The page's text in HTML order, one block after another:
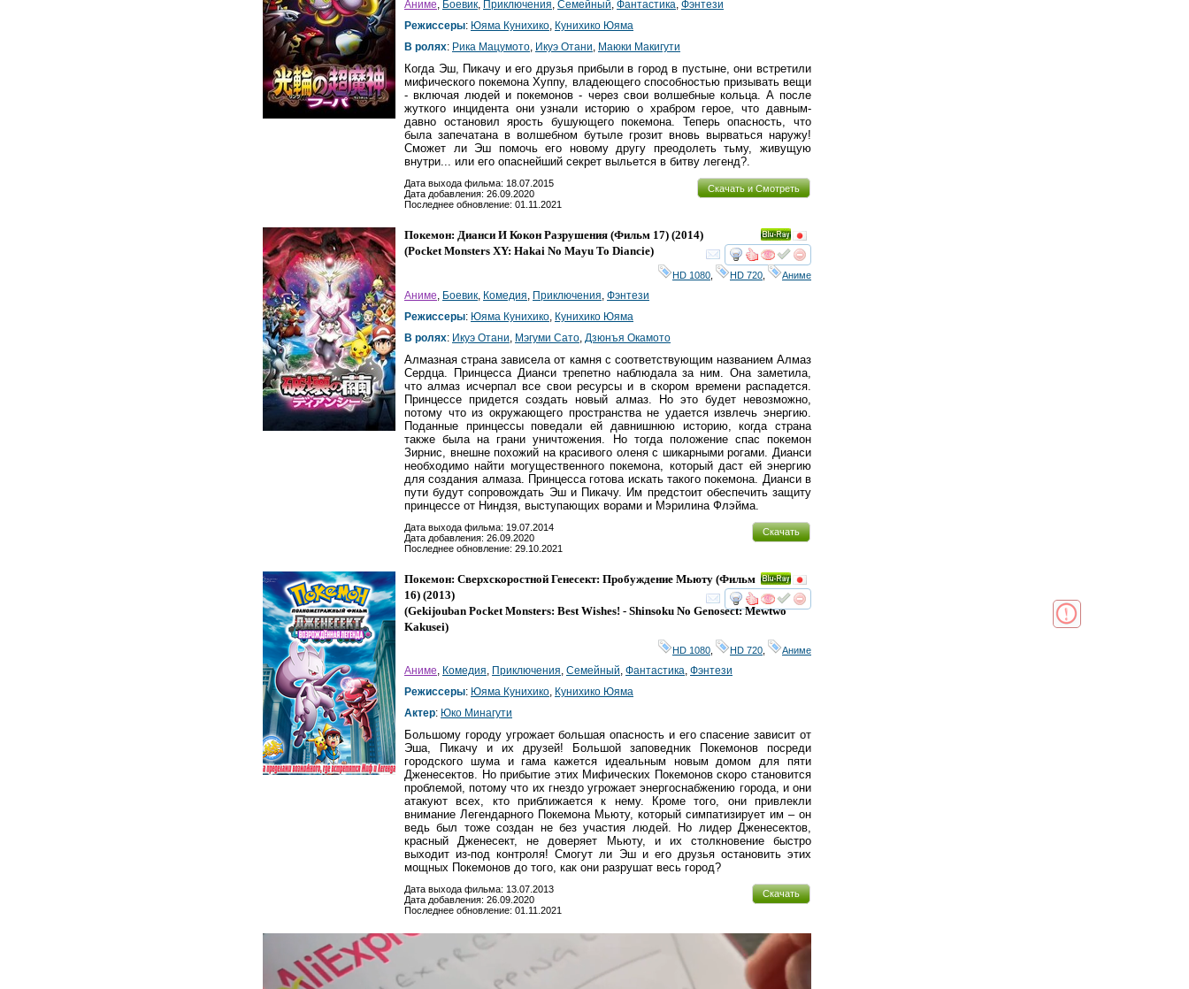
Аниме, Боевик, Приключения, Семейный, Фантастика, Фэнтези
Режиссеры: Юяма Кунихико, Кунихико Юяма
В ролях: Рика Мацумото, Икуэ Отани, Маюки Макигути
Когда Эш, Пикачу и его друзья прибыли в город в пустыне, они встретили
мифического покемона Хуппу, владеющего способностью призывать вещи
- включая людей и покемонов - через свои волшебные кольца. А после
жуткого инцидента они узнали историю о храбром герое, что давным-
давно остановил ярость бушующего покемона. Теперь опасность, что
была запечатана в волшебном бутыле грозит вновь вырваться наружу!
Сможет ли Эш помочь его новому другу преодолеть тьму, живущую
внутри... или его опаснейший секрет выльется в битву легенд?.
Скачать и Смотреть
Дата выхода фильма: 18.07.2015
Дата добавления: 26.09.2020
Последнее обновление: 01.11.2021
смотретьинтересует
Ray
Покемон: Дианси И Кокон Разрушения (Фильм 17) (2014)
(Pocket Monsters XY: Hakai No Mayu To Diancie)
HD 1080 HD 720 Аниме
Аниме, Боевик, Комедия, Приключения, Фэнтези
Режиссеры: Юяма Кунихико, Кунихико Юяма
В ролях: Икуэ Отани, Мэгуми Сато, Дзюнъя Окамото
Алмазная страна зависела от камня с соответствующим названием Алмаз
Сердца. Принцесса Дианси трепетно наблюдала за ним. Она заметила,
что алмаз исчерпал все свои ресурсы и в скором времени распадется.
Принцессе придется создать новый алмаз. Но это будет невозможно,
потому что из окружающего пространства не удается извлечь энергию.
Поданные принцессы поведали ей давнишнюю историю, когда страна
также была на грани уничтожения. Но тогда положение спас покемон
Зирнис, внешне похожий на красивого оленя с шикарными рогами. Дианси
необходимо найти могущественного покемона, который даст ей энергию
для создания алмаза. Принцесса готова искать такого покемона. Дианси в
пути будут сопровождать Эш и Пикачу. Им предстоит обеспечить защиту
принцессе от Ниндзя, выступающих ворами и Мэрилина Флэйма.
Скачать
Дата выхода фильма: 19.07.2014
Дата добавления: 26.09.2020
Последнее обновление: 29.10.2021
смотретьинтересует
Ray
Покемон: Сверхскоростной Генесект: Пробуждение Мьюту (Фильм
16) (2013)
(Gekijouban Pocket Monsters: Best Wishes! - Shinsoku No Genosect: Mewtwo
Kakusei)
HD 1080 HD 720 Аниме
Аниме, Комедия, Приключения, Семейный, Фантастика, Фэнтези
Режиссеры: Юяма Кунихико, Кунихико Юяма
Актер: Юко Минагути
Большому городу угрожает большая опасность и его спасение зависит от
Эша, Пикачу и их друзей! Большой заповедник Покемонов посреди
городского шума и гама кажется идеальным новым домом для пяти
Дженесектов. Но прибытие этих Мифических Покемонов скоро становится
проблемой, потому что их гнездо угрожает энергоснабжению города, и они
атакуют всех, кто приближается к нему. Кроме того, они привлекли
внимание Легендарного Покемона Мьюту, который симпатизирует им – он
ведь был тоже создан не без участия людей. Но лидер Дженесектов,
красный Дженесект, не доверяет Мьюту, и их столкновение быстро
выходит из-под контроля! Смогут ли Эш и его друзья остановить этих
мощных Покемонов до того, как они разрушат весь город?
Скачать
Дата выхода фильма: 13.07.2013
Дата добавления: 26.09.2020
Последнее обновление: 01.11.2021